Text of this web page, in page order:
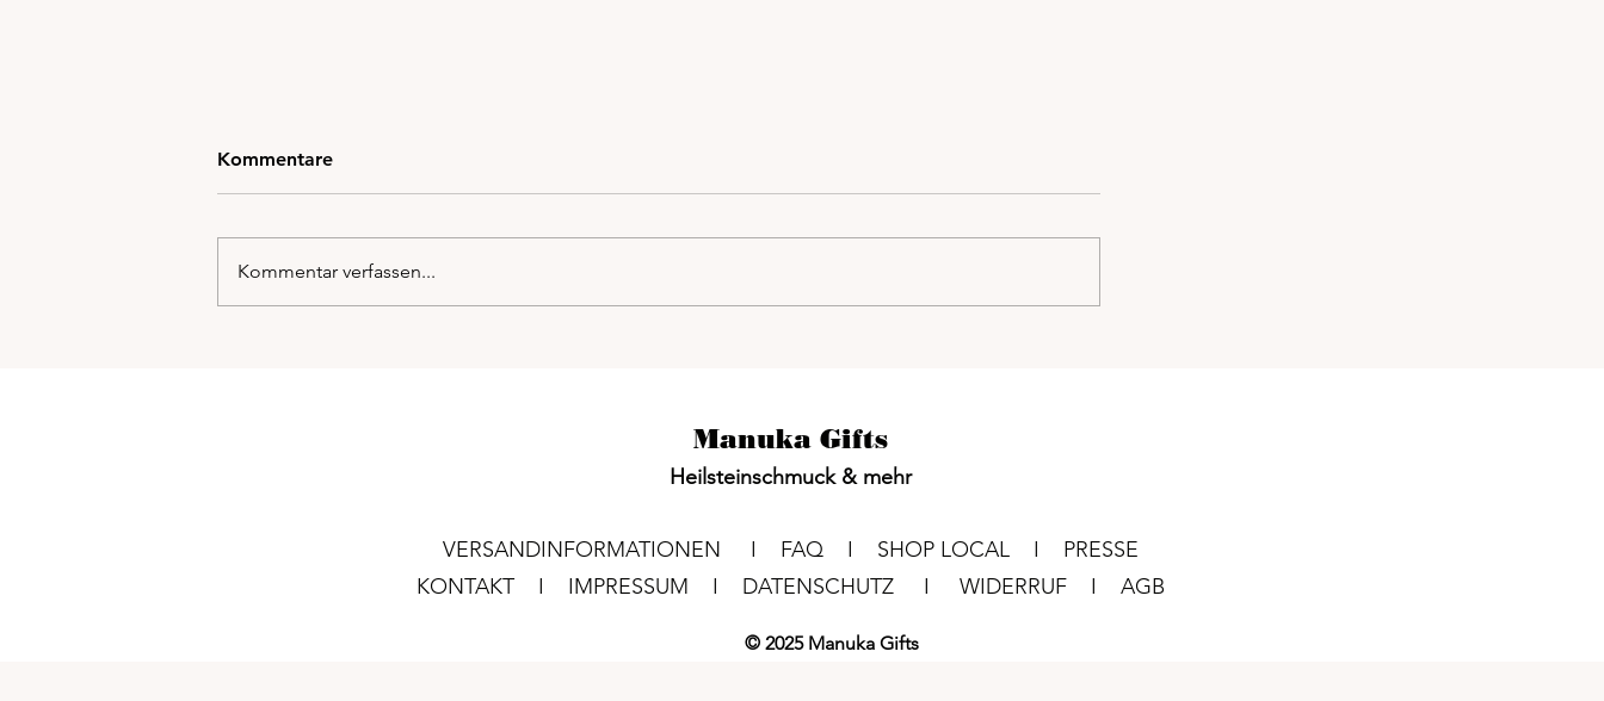
Welches Element bist du?
empfänglich. An anderen Tagen
brennen wir wie Feuer, voller
etwas zu Ende. Und manchmal
denen wir uns ein bisschen
Kommentare
Kommentar verfassen...
Manuka Gifts
Heilsteinschmuck & mehr
VERSANDINFORMATIONEN I FAQ I SHOP LOCAL I PRESSE
KONTAKT I IMPRESSUM I DATENSCHUTZ IWIDERRUF IAGB
© 2025 Manuka Gifts